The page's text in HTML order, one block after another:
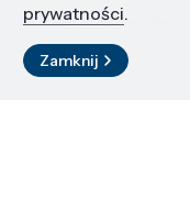
Zasoby i materiały
Kontakt
prywatności.
Zamknij